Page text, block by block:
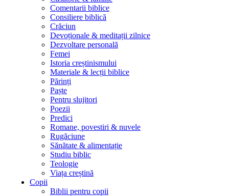
Comentarii biblice
Consiliere biblică
Crăciun
Devoționale & meditații zilnice
Dezvoltare personală
Femei
Istoria creștinismului
Materiale & lecții biblice
Părinți
Paște
Pentru slujitori
Poezii
Predici
Romane, povestiri & nuvele
Rugăciune
Sănătate & alimentație
Studiu biblic
Teologie
Viața creștină
Copii
Biblii pentru copii